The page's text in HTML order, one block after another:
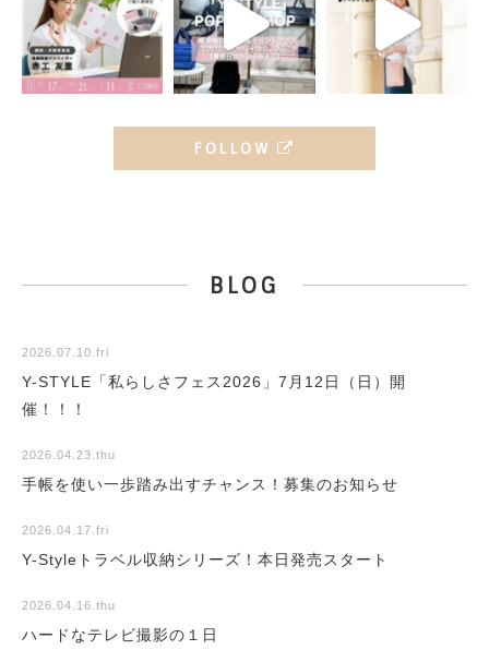
FOLLOW
BLOG
2026.07.10.fri
Y-STYLE「私らしさフェス2026」7月12日（日）開
催！！！
2026.04.23.thu
手帳を使い一歩踏み出すチャンス！募集のお知らせ
2026.04.17.fri
Y-Styleトラベル収納シリーズ！本日発売スタート
2026.04.16.thu
ハードなテレビ撮影の１日